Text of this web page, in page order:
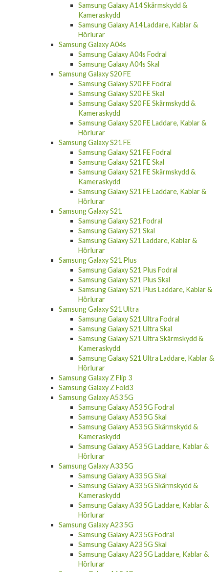
Samsung Galaxy A14 Skärmskydd &
Kameraskydd
Samsung Galaxy A14 Laddare, Kablar &
Hörlurar
Samsung Galaxy A04s
Samsung Galaxy A04s Fodral
Samsung Galaxy A04s Skal
Samsung Galaxy S20 FE
Samsung Galaxy S20 FE Fodral
Samsung Galaxy S20 FE Skal
Samsung Galaxy S20 FE Skärmskydd &
Kameraskydd
Samsung Galaxy S20 FE Laddare, Kablar &
Hörlurar
Samsung Galaxy S21 FE
Samsung Galaxy S21 FE Fodral
Samsung Galaxy S21 FE Skal
Samsung Galaxy S21 FE Skärmskydd &
Kameraskydd
Samsung Galaxy S21 FE Laddare, Kablar &
Hörlurar
Samsung Galaxy S21
Samsung Galaxy S21 Fodral
Samsung Galaxy S21 Skal
Samsung Galaxy S21 Laddare, Kablar &
Hörlurar
Samsung Galaxy S21 Plus
Samsung Galaxy S21 Plus Fodral
Samsung Galaxy S21 Plus Skal
Samsung Galaxy S21 Plus Laddare, Kablar &
Hörlurar
Samsung Galaxy S21 Ultra
Samsung Galaxy S21 Ultra Fodral
Samsung Galaxy S21 Ultra Skal
Samsung Galaxy S21 Ultra Skärmskydd &
Kameraskydd
Samsung Galaxy S21 Ultra Laddare, Kablar &
Hörlurar
Samsung Galaxy Z Flip 3
Samsung Galaxy Z Fold3
Samsung Galaxy A53 5G
Samsung Galaxy A53 5G Fodral
Samsung Galaxy A53 5G Skal
Samsung Galaxy A53 5G Skärmskydd &
Kameraskydd
Samsung Galaxy A53 5G Laddare, Kablar &
Hörlurar
Samsung Galaxy A33 5G
Samsung Galaxy A33 5G Skal
Samsung Galaxy A33 5G Skärmskydd &
Kameraskydd
Samsung Galaxy A33 5G Laddare, Kablar &
Hörlurar
Samsung Galaxy A23 5G
Samsung Galaxy A23 5G Fodral
Samsung Galaxy A23 5G Skal
Samsung Galaxy A23 5G Laddare, Kablar &
Hörlurar